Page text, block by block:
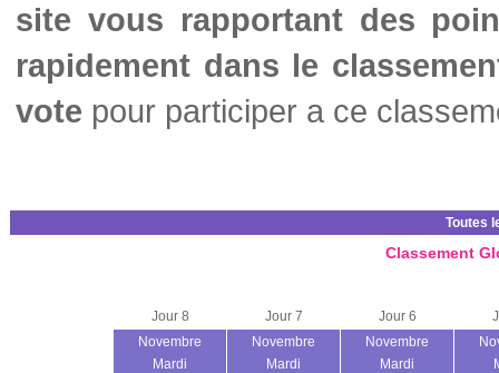
site vous rapportant des
rapidement dans le
vote pour participer a ce
Toutes
Classement
Jour 8 Jour 7 Jour 6
Novembre
Mardi
Novembre
Mardi
Novembre
Mardi